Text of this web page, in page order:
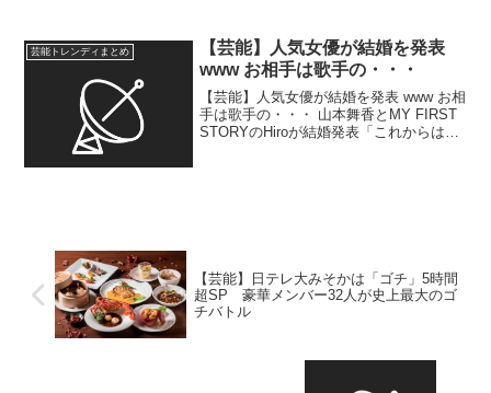
触れられる。 明石家さんま、1980年代の
ギャラアッ...
芸能トレンディまとめ
【芸能】人気女優が結婚を発表
www お相手は歌手の・・・
【芸能】人気女優が結婚を発表 www お相
手は歌手の・・・ 山本舞香とMY FIRST
STORYのHiroが結婚発表「これからはお
【芸能】日テレ大みそかは「ゴチ」5時間
超SP 豪華メンバー32人が史上最大のゴ
チバトル